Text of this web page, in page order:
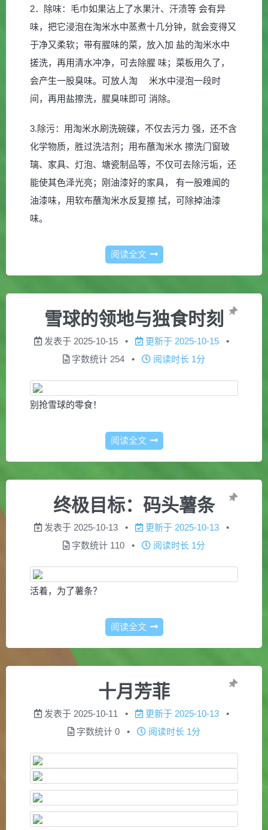
2．除味：毛巾如果沾上了水果汁、汗渍等 会有异
味，把它浸泡在淘米水中蒸煮十几分钟，就会变得又
于净又柔软；带有腥味的菜，放入加 盐的淘米水中
搓洗，再用清水冲净，可去除腥 味；菜板用久了，
会产生一股臭味。可放人淘 米水中浸泡一段时
间，再用盐擦洗，腥臭味即可 消除。
3.除污：用淘米水刷洗碗碟，不仅去污力 强，还不含
化学物质，胜过洗洁剂；用布蘸淘米水 擦洗门窗玻
璃、家具、灯泡、塘瓷制品等，不仅可去除污垢，还
能使其色泽光亮；刚油漆好的家具， 有一股难闻的
油漆味，用软布蘸淘米水反复擦 拭，可除掉油漆
味。
阅读全文
雪球的领地与独食时刻
发表于 2025-10-15 更新于 2025-10-15
字数统计 254 阅读时长 1分
别抢雪球的零食！
阅读全文
终极目标：码头薯条
发表于 2025-10-13 更新于 2025-10-13
字数统计 110 阅读时长 1分
活着，为了薯条？
阅读全文
十月芳菲
发表于 2025-10-11 更新于 2025-10-13
字数统计 0 阅读时长 1分